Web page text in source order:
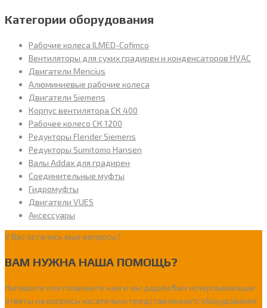
Категории оборудования
Рабочие колеса ILMED-Cofimco
Вентиляторы для сухих градирен и конденсаторов HVAC
Двигатели Mencius
Алюминиевые рабочие колеса
Двигатели Siemens
Корпус вентилятора СК 400
Рабочее колесо СК 1200
Редукторы Flender Siemens
Редукторы Sumitomo Hansen
Валы Addax для градирен
Соединительные муфты
Гидромуфты
Двигатели VUES
Аксессуары
У Вас остались еще вопросы?
ВАМ НУЖНА НАША ПОМОЩЬ?
Напишите или позвоните нам и мы дадим Вам исчерпывающие
ответы на вопросы касательно представленного оборудования